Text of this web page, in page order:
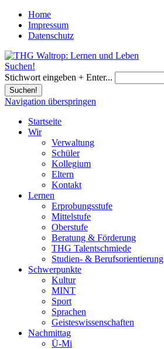
Home
Impressum
Datenschutz
Suchen!
Stichwort eingeben + Enter...
Suchen!
Navigation überspringen
Startseite
Wir
Verwaltung
Schüler
Kollegium
Eltern
Kontakt
Lernen
Erprobungsstufe
Mittelstufe
Oberstufe
Beratung & Förderung
THG Talentschmiede
Studien- & Berufsorientierung
Schwerpunkte
Kultur
MINT
Sport
Sprachen
Geisteswissenschaften
Nachmittag
Ü-Mi